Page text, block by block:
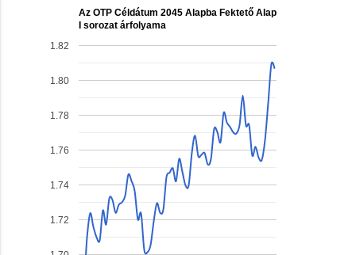
Az OTP Céldátum 2045 Alapba Fektető Alap
I sorozat árfolyama
1.72
1.74
1.76
1.78
1.80
1.82